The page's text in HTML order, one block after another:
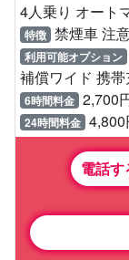
4人乗り オート
特徴 禁煙車 注
利用可能オプション
補償ワイド 携帯
6時間料金 2,700
24時間料金 4,800
電話す